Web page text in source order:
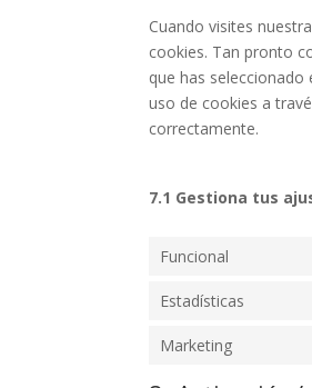
Cuando visites
cookies. Tan pronto
que has
uso de cookies a
correctamente.
7.1 Gestiona tus
Funcional
Estadísticas
Marketing